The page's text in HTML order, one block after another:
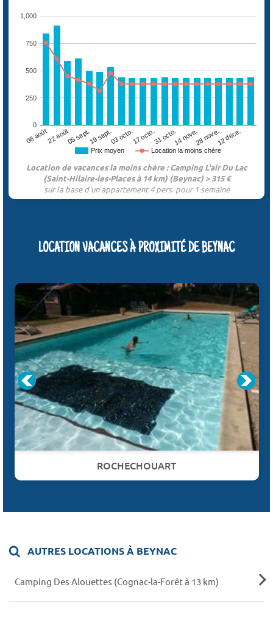
Prix moyen Location la moins chère
08 août22 août05 sept.19 sept.03 octo.17 octo.31 octo.14 nove.28 nove.12 déce.
0
250
500
750
1,000
Location de vacances la moins chère : Camping L'air Du Lac
(Saint-Hilaire-les-Places à 14 km) (Beynac) > 315 €
sur la base d'un appartement 4 pers. pour 1 semaine
LOCATION VACANCES À PROXIMITÉ DE BEYNAC
ROCHECHOUART
AUTRES LOCATIONS À BEYNAC
Camping Des Alouettes (Cognac-la-Forêt à 13 km)